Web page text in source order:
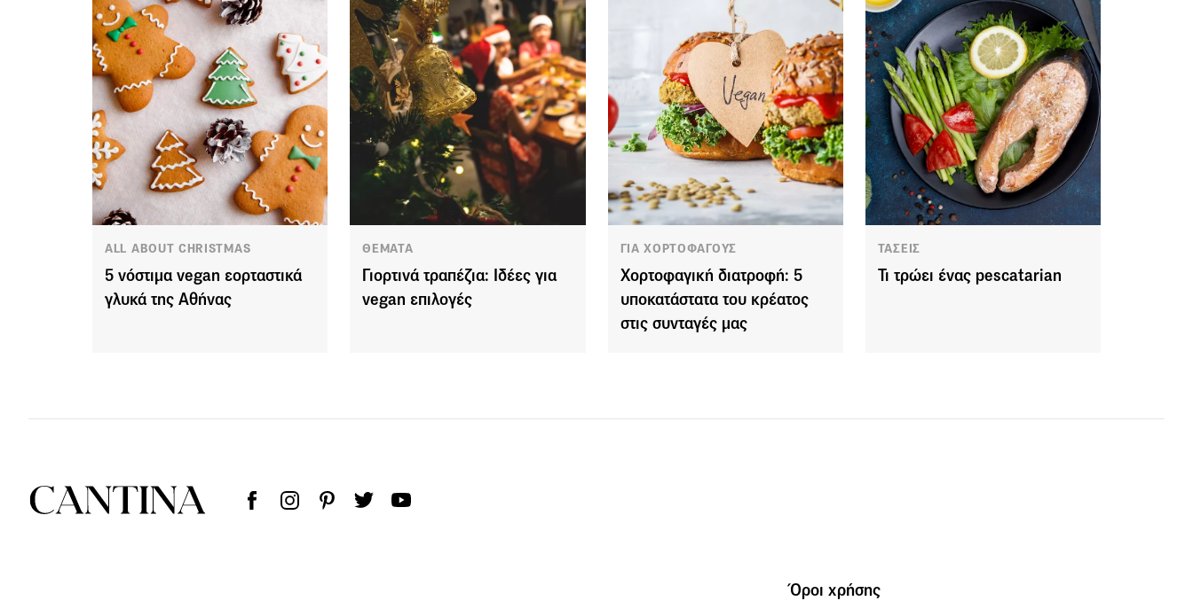
ALL ABOUT CHRISTMAS
5 νόστιμα vegan εορταστικά
γλυκά της Αθήνας
ΘΕΜΑΤΑ
Γιορτινά τραπέζια: Ιδέες για
vegan επιλογές
ΓΙΑ ΧΟΡΤΟΦΑΓΟΥΣ
Χορτοφαγική διατροφή: 5
υποκατάστατα του κρέατος
στις συνταγές μας
ΤΑΣΕΙΣ
Τι τρώει ένας pescatarian
Όροι χρήσης